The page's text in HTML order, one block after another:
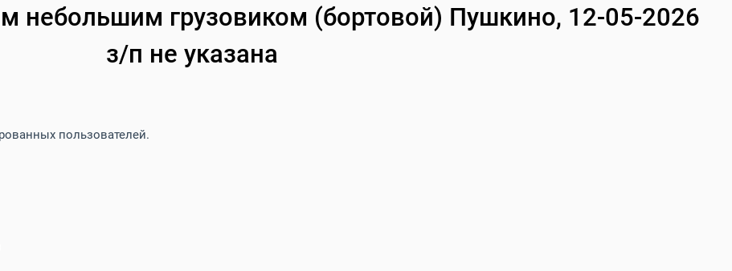
небольшим грузовиком (бортовой) Пушкино, 12-05-2026
з/п не указана
пользователей.